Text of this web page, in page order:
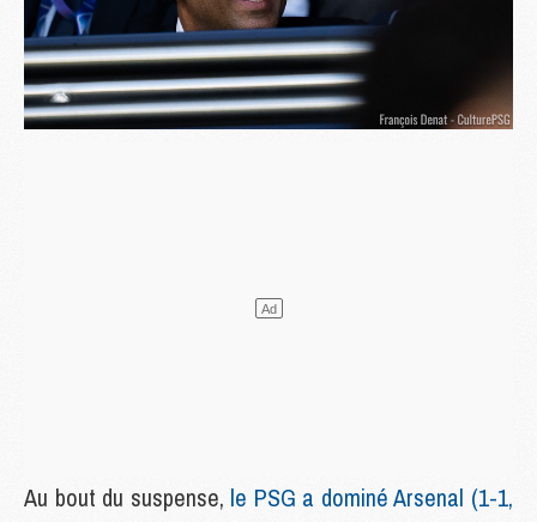
Au bout du suspense, le PSG a dominé Arsenal (1-1,